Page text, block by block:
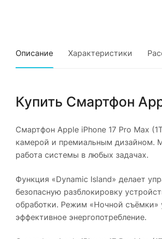
Описание Характеристики
Купить Смартфон
Смартфон Apple iPhone 17 Pro Max
камерой и премиальным дизайном.
работа системы в любых задачах.
Функция «Dynamic Island» делает
безопасную разблокировку
обработки. Режим «Ночной съёмки»
эффективное энергопотребление.